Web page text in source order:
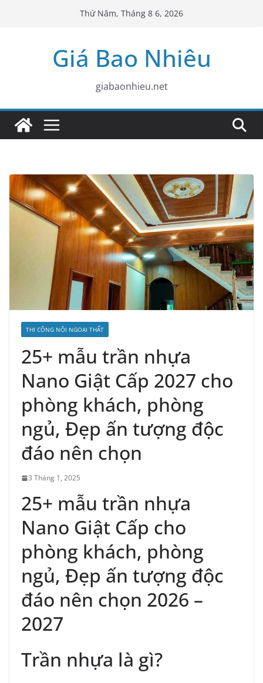
Thứ Năm, Tháng 8 6, 2026
Giá Bao Nhiêu
giabaonhieu.net
THI CÔNG NỘI NGOẠI THẤT
25+ mẫu trần nhựa
Nano Giật Cấp 2027 cho
phòng khách, phòng
ngủ, Đẹp ấn tượng độc
đáo nên chọn
3 Tháng 1, 2025
25+ mẫu trần nhựa
Nano Giật Cấp cho
phòng khách, phòng
ngủ, Đẹp ấn tượng độc
đáo nên chọn 2026 –
2027
Trần nhựa là gì?